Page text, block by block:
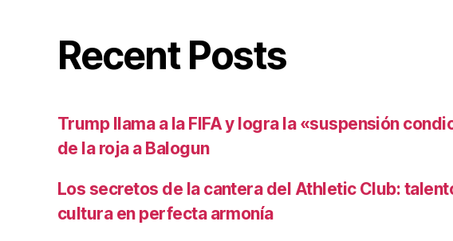
Recent Posts
Trump llama a la FIFA y logra la «suspensión
de la roja a Balogun
Los secretos de la cantera del Athletic Club:
cultura en perfecta armonía